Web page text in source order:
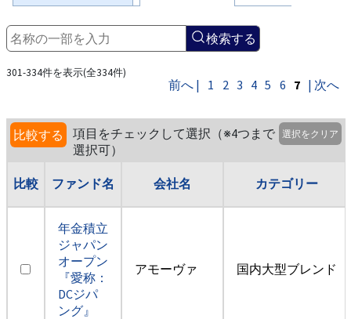
検索する
301-334件を表示(全334件)
前へ | 1 2 3 4 5 6 7 | 次へ
比較する
項目をチェックして選択（※4つまで
選択可）
選択をクリア
比較 ファンド名 会社名 カテゴリー
年金積立
ジャパン
オープン
『愛称：
DCジパ
ング』
アモーヴァ 国内大型ブレンド